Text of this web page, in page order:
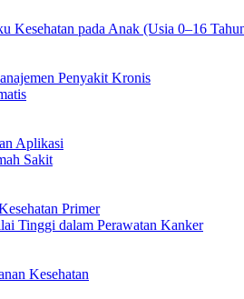
Kesehatan pada Anak (Usia 0–16
Penyakit Kronis
Aplikasi
Sakit
Primer
Tinggi dalam Perawatan Kanker
Kesehatan